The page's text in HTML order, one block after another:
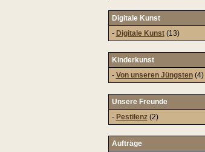
Digitale Kunst
- Digitale Kunst(13)
Kinderkunst
- Von unseren Jüngsten(4)
Unsere Freunde
- Pestilenz(2)
Aufträge